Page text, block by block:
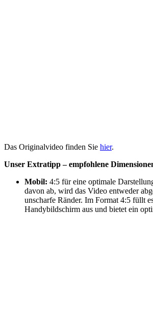
Das Originalvideo finden Sie hier.
Unser Extratipp – empfohlene
Mobil: 4:5 für eine optimale
davon ab, wird das Video entweder
unscharfe Ränder. Im Format 4:5 füllt
Handybildschirm aus und bietet ein